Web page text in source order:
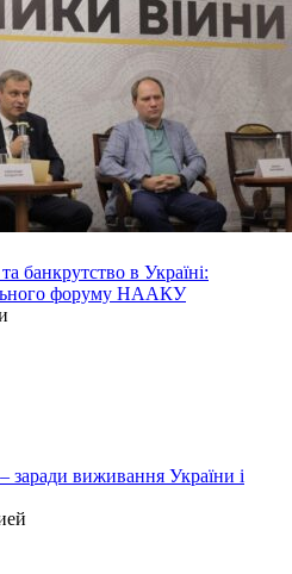
банкрутство в Україні:
форуму НААКУ
заради виживання України і